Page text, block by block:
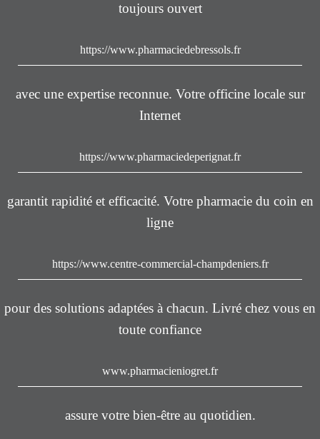
toujours ouvert
https://www.pharmaciedebressols.fr
avec une expertise reconnue. Votre officine locale sur
Internet
https://www.pharmaciedeperignat.fr
garantit rapidité et efficacité. Votre pharmacie du coin en
ligne
https://www.centre-commercial-champdeniers.fr
pour des solutions adaptées à chacun. Livré chez vous en
toute confiance
www.pharmacieniogret.fr
assure votre bien-être au quotidien.